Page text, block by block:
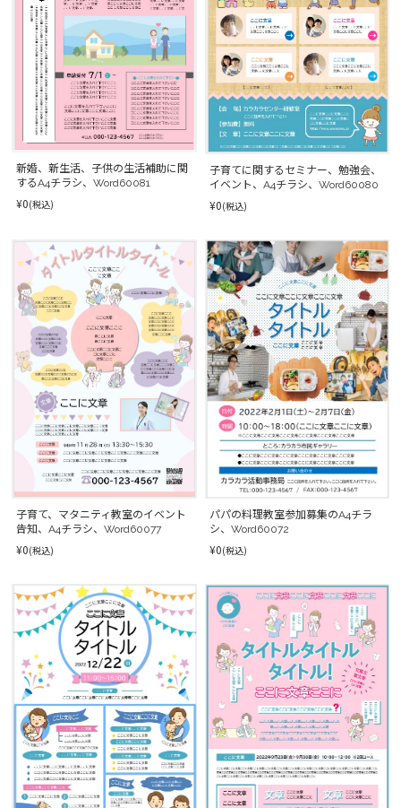
新婚、新生活、子供の生活補助に関
するA4チラシ、Word60081
¥0(税込)
子育てに関するセミナー、勉強会、
イベント、A4チラシ、Word60080
¥0(税込)
子育て、マタニティ教室のイベント
告知、A4チラシ、Word60077
¥0(税込)
パパの料理教室参加募集のA4チラ
シ、Word60072
¥0(税込)